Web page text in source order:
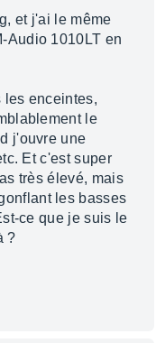
et j'ai le même
Audio 1010LT en
les enceintes,
le
j'ouvre une
Et c'est super
très élevé, mais
les basses
ce que je suis le
?